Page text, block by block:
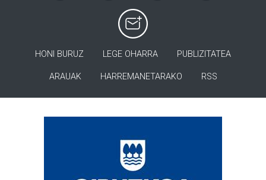
HONI BURUZ LEGE OHARRA PUBLIZITATEA
ARAUAK HARREMANETARAKO RSS